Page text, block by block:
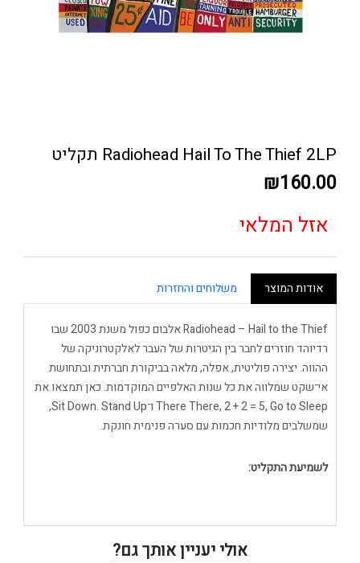
Radiohead Hail To The Thief 2LP תקליט
₪160.00
אזל המלאי
אודות המוצר משלוחים והחזרות
Radiohead – Hail to the Thief אלבום כפול משנת 2003 שבו
רדיוהד חוזרים לחבר בין הגיטרות של העבר לאלקטרוניקה של
ההווה. יצירה פוליטית, אפלה, מלאה בביקורת חברתית ובתחושת
אי־שקט שמלווה את כל שנות האלפיים המוקדמות. כאן תמצאו את
There There, 2 + 2 = 5, Go to Sleep ו־Sit Down. Stand Up,
שמשלבים מלודיות חכמות עם סערה פנימית חונקת.
לשמיעת התקליט:
אולי יעניין אותך גם?